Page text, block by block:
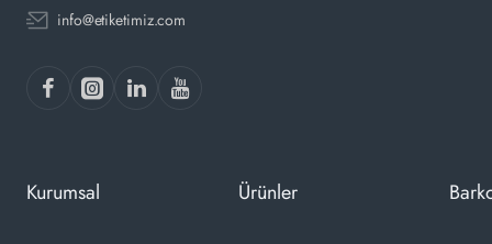
info@etiketimiz.com
Kurumsal Ürünler